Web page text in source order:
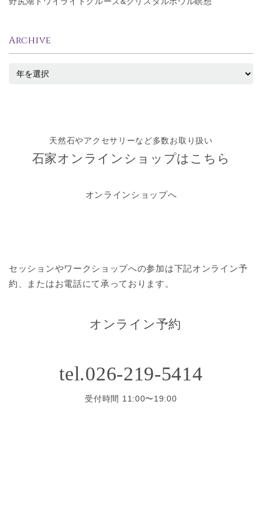
Archive
天然石やアクセサリーなど多数お取り扱い
石家オンラインショップはこちら
オンラインショップへ
セッションやワークショップへの参加は下記オンライン予
約、またはお電話にて承っております。
オンライン予約
tel.026-219-5414
受付時間 11:00〜19:00